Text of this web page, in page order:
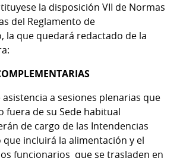
la disposición VII de Normas
del Reglamento de
la que quedará redactado de la
asistencia a sesiones plenarias que
fuera de su Sede habitual
de cargo de las Intendencias
incluirá la alimentación y el
funcionarios que se trasladen en